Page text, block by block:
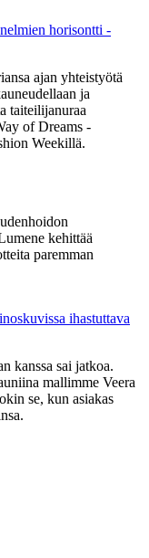
horisontti -
ajan yhteistyötä
ja
taiteilijanuraa
of Dreams -
Weekillä.
kehittää
paremman
ihastuttava
kanssa sai jatkoa.
mallimme Veera
se, kun asiakas